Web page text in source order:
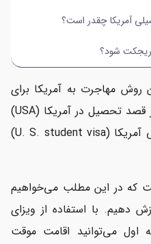
آمریکا چقدر است؟
ریجکت شود؟
روش مهاجرت به آمریکا برای
ایرانیان روش تحصیلی است. اگر قصد تحصیل در آمریکا (USA)
را دارید ابتدا باید ویزای تحصیلی آمریکا (U. S. student visa)
که در این مطلب می‌خواهیم
دهیم. با استفاده از ویزای
اول می‌توانید اقامت موقت